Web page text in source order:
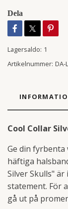
Dela
Lagersaldo: 1
Artikelnummer: DA-
Cool Collar
Ge din fyrbenta
häftiga
Silver Skulls"
statement. För
gå ut på